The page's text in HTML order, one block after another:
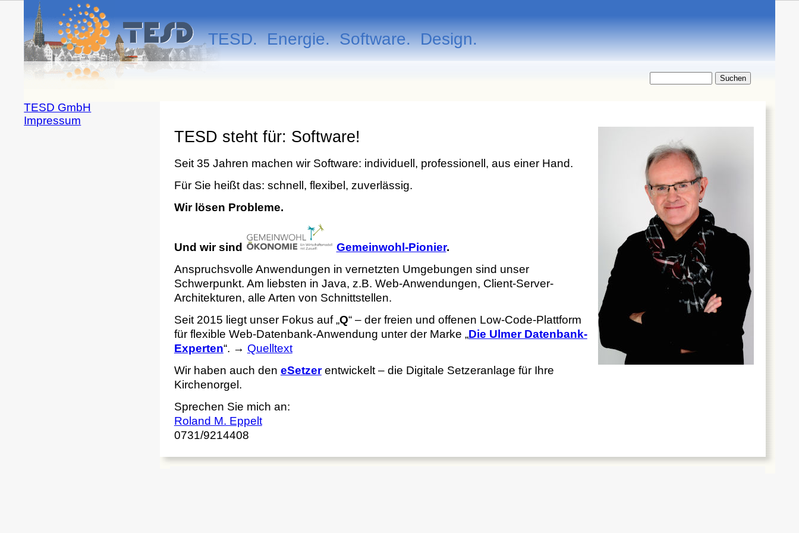
TESD. Energie. Software. Design.
TESD steht für: Software!
Seit 35 Jahren machen wir Software: individuell, professionell, aus einer Hand.
Für Sie heißt das: schnell, flexibel, zuverlässig.
Wir lösen Probleme.
Und wir sind Gemeinwohl-Pionier.
Anspruchsvolle Anwendungen in vernetzten Umgebungen sind unser
Schwerpunkt. Am liebsten in Java, z.B. Web-Anwendungen, Client-Server-
Architekturen, alle Arten von Schnittstellen.
Seit 2015 liegt unser Fokus auf „Q“ – der freien und offenen Low-Code-Plattform
für flexible Web-Datenbank-Anwendung unter der Marke „Die Ulmer Datenbank-
Experten“. → Quelltext
Wir haben auch den eSetzerentwickelt – die Digitale Setzeranlage für Ihre
Kirchenorgel.
Sprechen Sie mich an:
Roland M. Eppelt
0731/9214408
TESD GmbH
Impressum